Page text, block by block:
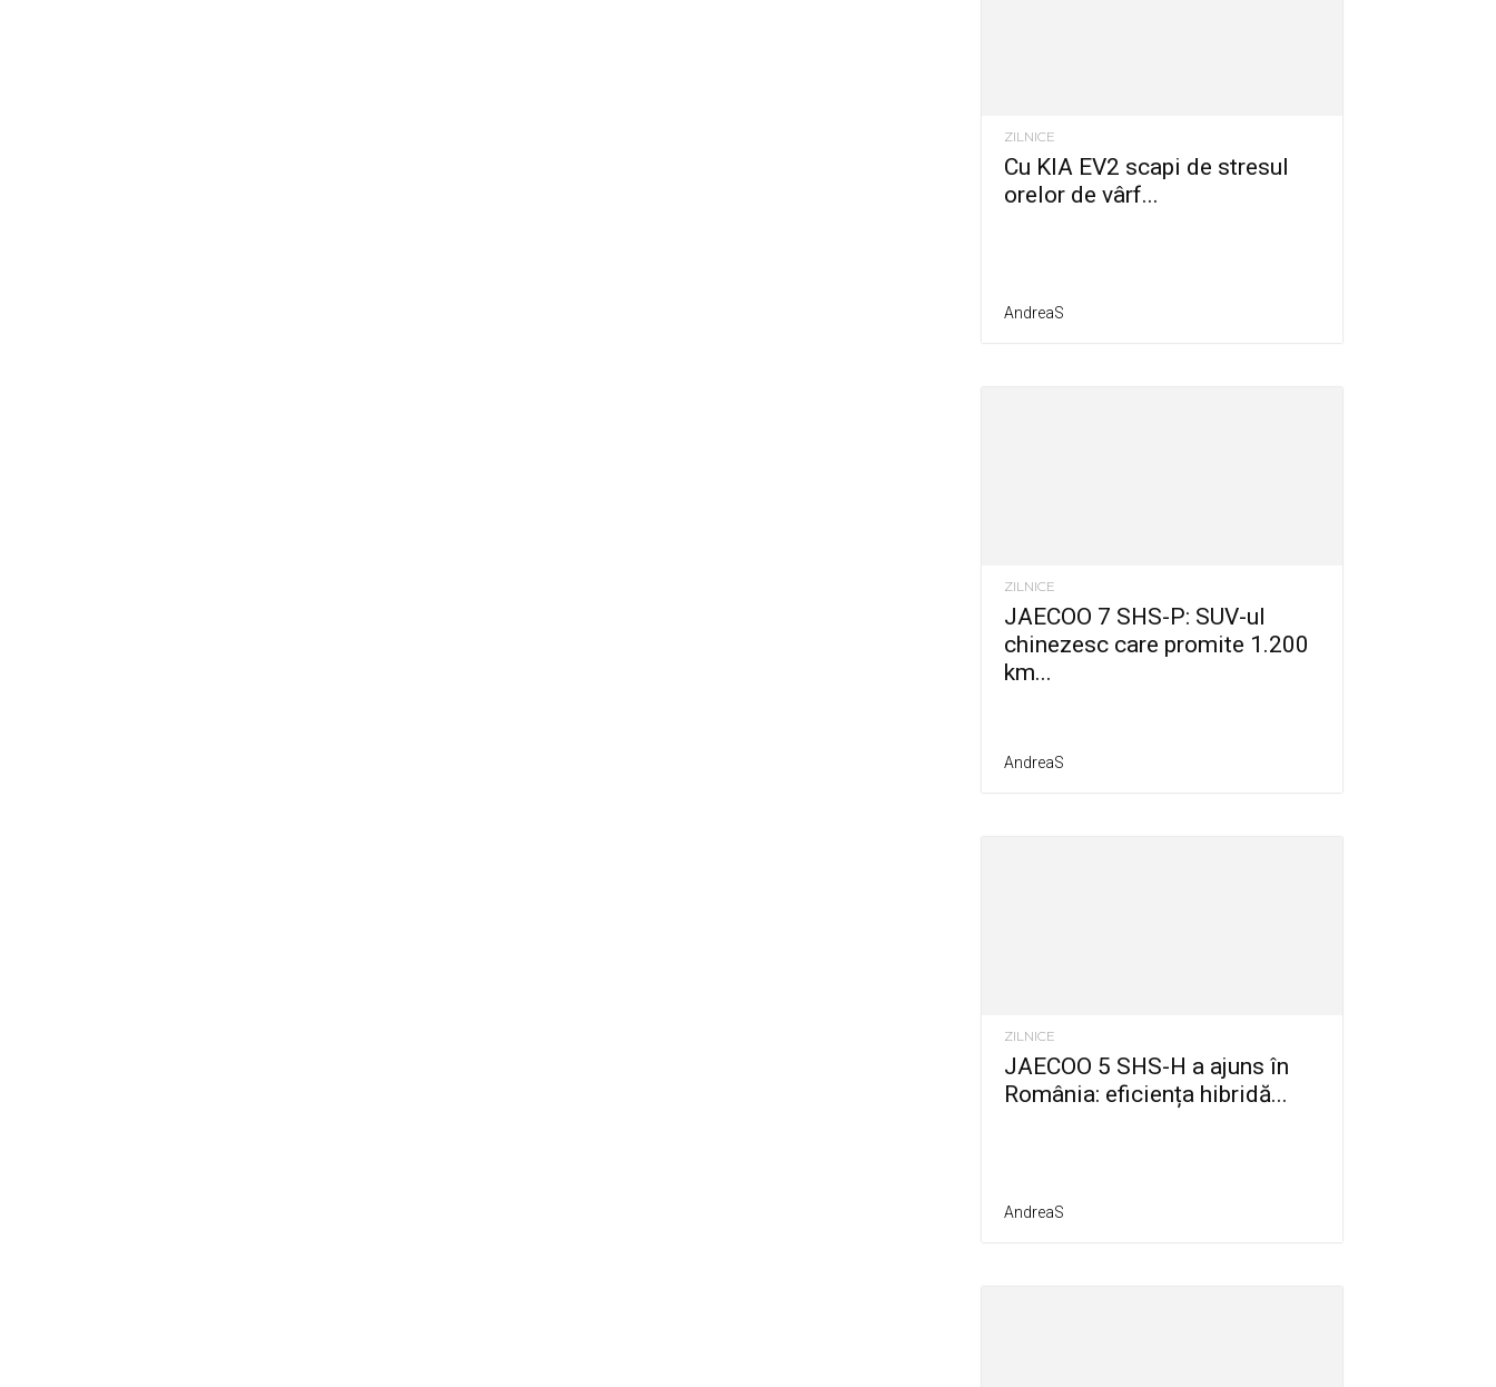
ZILNICE
Cu KIA EV2 scapi de stresul
orelor de vârf...
AndreaS
ZILNICE
JAECOO 7 SHS-P: SUV-ul
chinezesc care promite 1.200
km...
AndreaS
ZILNICE
JAECOO 5 SHS-H a ajuns în
România: eficiența hibridă...
AndreaS